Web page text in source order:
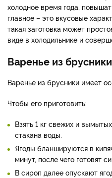
холодное время года,
главное – это вкусовые
такая заготовка может
виде в холодильнике и
Варенье из
Варенье из брусники имеет
Чтобы его приготовить:
Взять 1 кг свежих и
стакана воды.
Ягоды бланшируются в
минут, после чего готовят
В сироп далее опускают